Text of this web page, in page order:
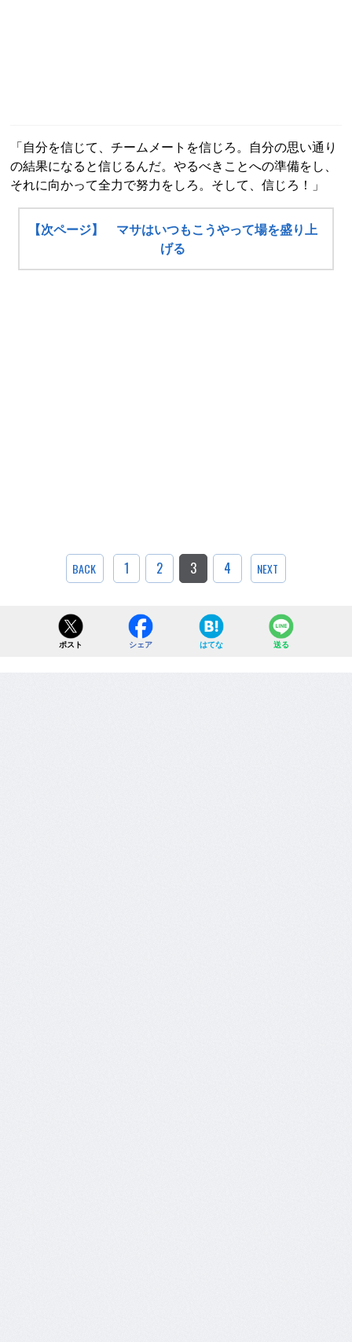
「自分を信じて、チームメートを信じろ。自分の思い通り
の結果になると信じるんだ。やるべきことへの準備をし、
それに向かって全力で努力をしろ。そして、信じろ！」
【次ページ】 マサはいつもこうやって場を盛り上
げる
BACK 1 2 3 4 NEXT
ポスト シェア はてな 送る